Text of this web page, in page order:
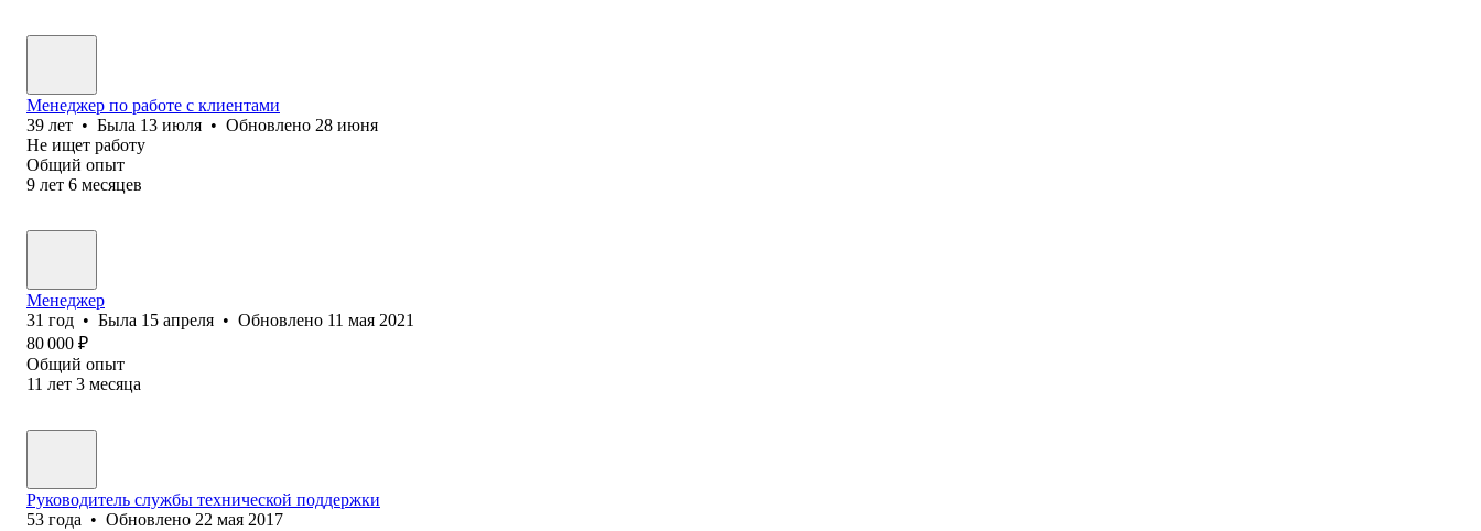
Менеджер по работе с клиентами
39 лет • Была 13 июля • Обновлено 28 июня
Не ищет работу
Общий опыт
9 лет 6 месяцев
Менеджер
31 год • Была 15 апреля • Обновлено 11 мая 2021
80 000 ₽
Общий опыт
11 лет 3 месяца
Руководитель службы технической поддержки
53 года • Обновлено 22 мая 2017